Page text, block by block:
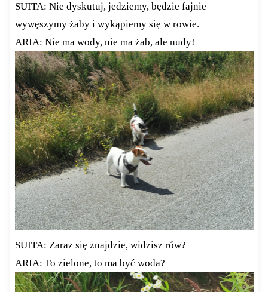
SUITA: Nie dyskutuj, jedziemy, będzie fajnie
wywęszymy żaby i wykąpiemy się w rowie.
ARIA: Nie ma wody, nie ma żab, ale nudy!
SUITA: Zaraz się znajdzie, widzisz rów?
ARIA: To zielone, to ma być woda?